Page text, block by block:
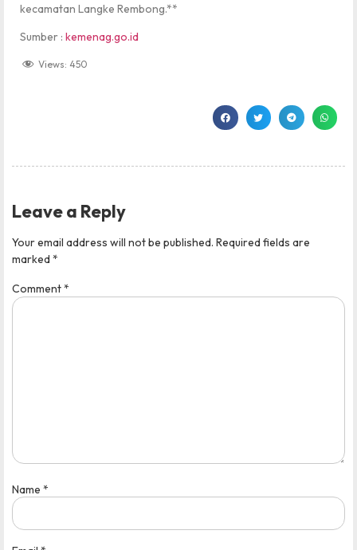
kecamatan Langke Rembong.**
Sumber : kemenag.go.id
Views: 450
Leave a Reply
Your email address will not be published. Required fields are
marked *
Comment*
Name *